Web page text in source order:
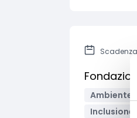
Ambiente
Inclusione